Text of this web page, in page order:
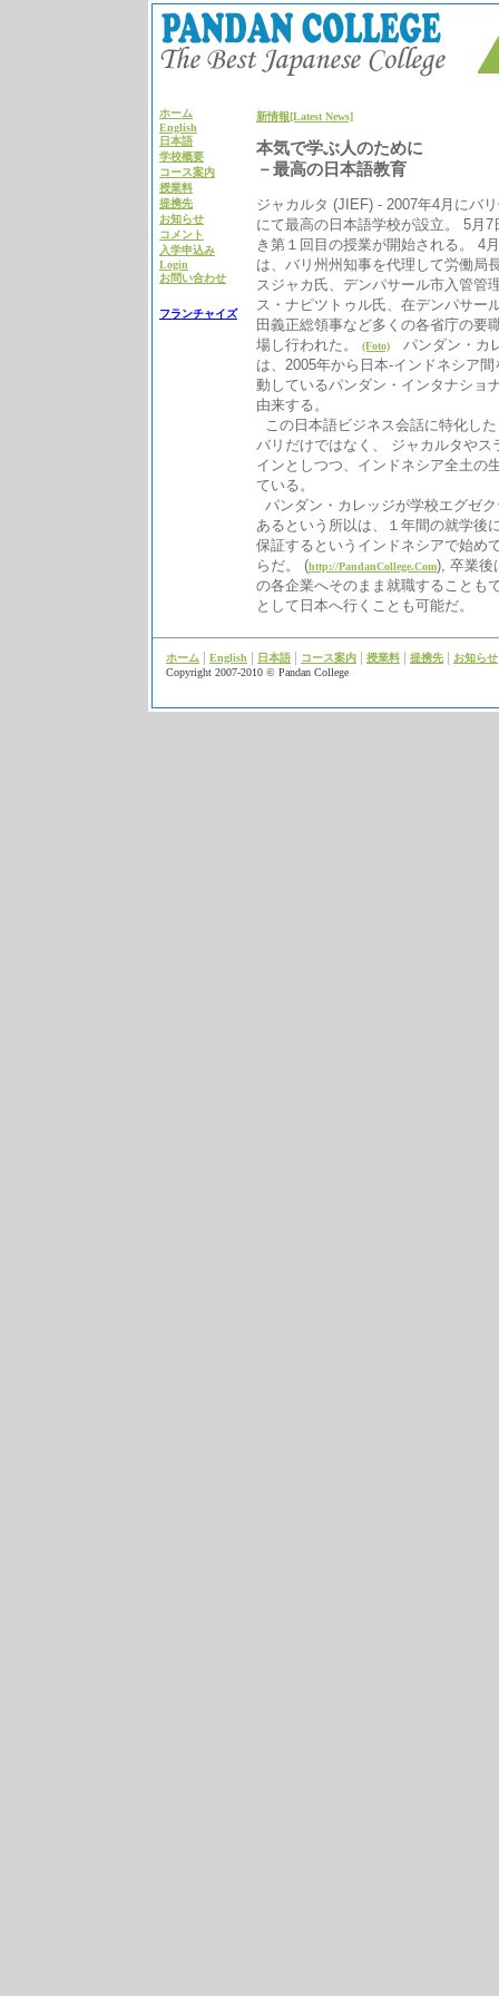
ホーム
English
日本語
学校概要
コース案内
授業料
提携先
お知らせ
コメント
入学申込み
Login
お問い合わせ
フランチャイズ
新情報[Latest News]
本気で学ぶ人のために
－最高の日本語教育
ジャカルタ (JIEF) - 2007年4月にバ
にて最高の日本語学校が設立。 5月7
き第１回目の授業が開始される。 4
は、バリ州州知事を代理して労働局
スジャカ氏、デンパサール市入管管
ス・ナピツトゥル氏、在デンパサー
田義正総領事など多くの各省庁の要
場し行われた。
(Foto)
パンダン・カ
は、2005年から日本-インドネシア
動しているパンダン・インタナショ
由来する。
この日本語ビジネス会話に特化し
バリだけではなく、 ジャカルタやス
インとしつつ、インドネシア全土の
ている。
パンダン・カレッジが学校エグゼ
あるという所以は、１年間の就学後
保証するというインドネシアで始め
らだ。 (http://PandanCollege.Com), 卒業後
の各企業へそのまま就職することも
として日本へ行くことも可能だ。
ホーム | English | 日本語 | コース案内 | 授業料 | 提携先 | お知らせ
Copyright 2007-2010 © Pandan